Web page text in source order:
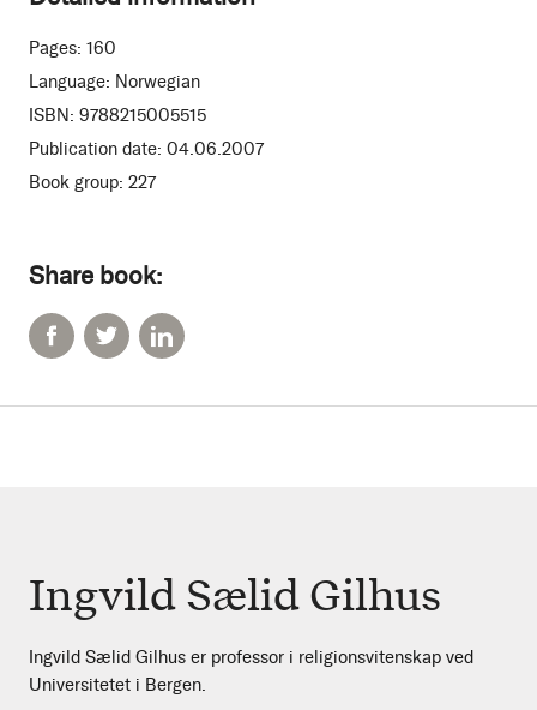
Share book:
Pages: 160
Language: Norwegian
ISBN: 9788215005515
Publication date: 04.06.2007
Book group: 227
Ingvild Sælid Gilhus
Ingvild Sælid Gilhus er professor i religionsvitenskap ved
Universitetet i Bergen.